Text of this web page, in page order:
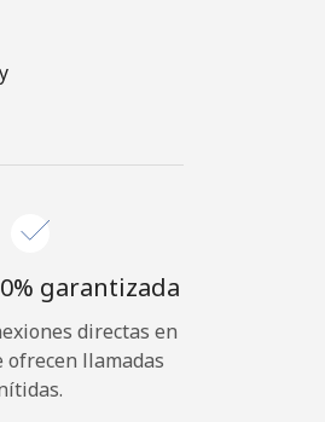
garantizada
directas en
ofrecen llamadas